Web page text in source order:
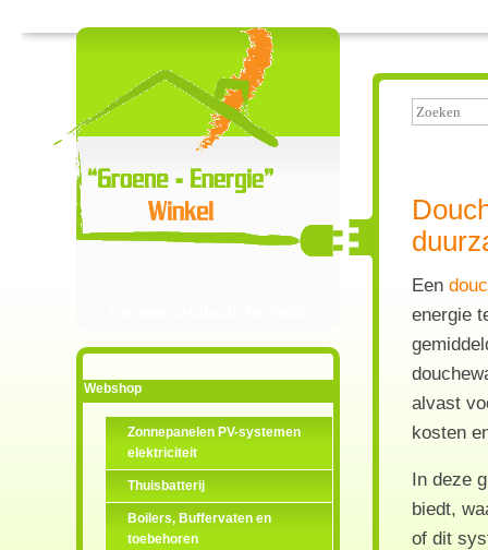
Webshop
Zonnepanelen PV-systemen
elektriciteit
Thuisbatterij
Boilers, Buffervaten en
toebehoren
Een
energie
alvast
kosten
In deze
biedt,
of dit